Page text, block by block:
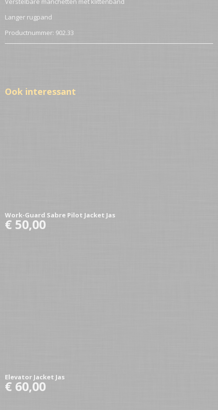
Langer rugpand
Productnummer: 902.33
Ook interessant
Work-Guard Sabre Pilot Jacket Jas
€ 50,00
Elevator Jacket Jas
€ 60,00